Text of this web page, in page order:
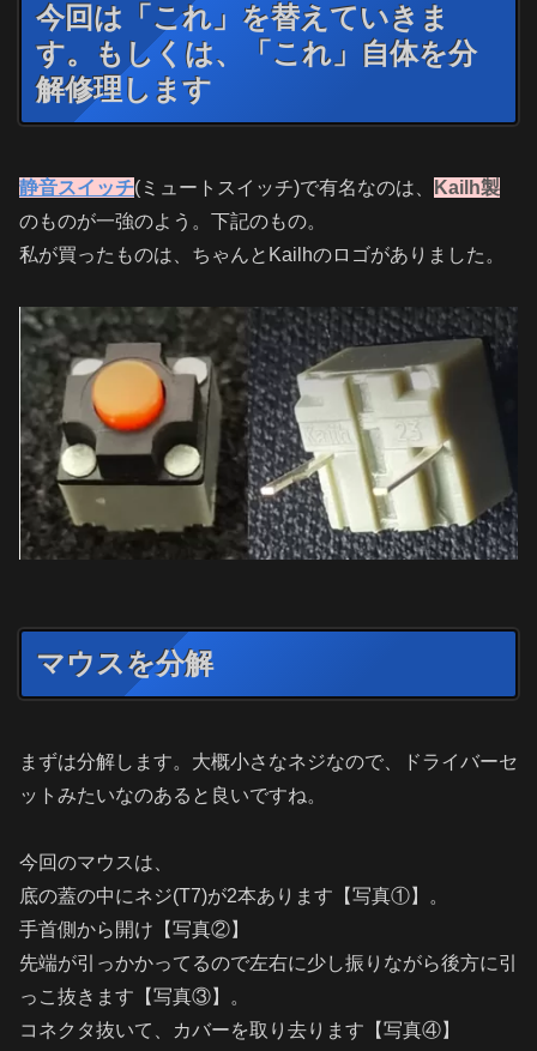
今回は「これ」を替えていきま
す。もしくは、「これ」自体を分
解修理します
静音スイッチ(ミュートスイッチ)で有名なのは、
Kailh製
のものが一強のよう。下記のもの。
私が買ったものは、ちゃんとKailhのロゴがありました。
マウスを分解
まずは分解します。大概小さなネジなので、ドライバーセ
ットみたいなのあると良いですね。
今回のマウスは、
底の蓋の中にネジ(T7)が2本あります【写真①】。
手首側から開け【写真②】
先端が引っかかってるので左右に少し振りながら後方に引
っこ抜きます【写真③】。
コネクタ抜いて、カバーを取り去ります【写真④】